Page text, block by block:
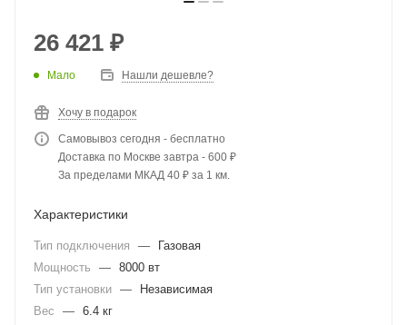
26 421 ₽
Мало Нашли дешевле?
Хочу в подарок
Самовывоз сегодня - бесплатно
Доставка по Москве завтра - 600 ₽
За пределами МКАД 40 ₽ за 1 км.
Характеристики
Тип подключения —
Газовая
Мощность
— 8000 вт
Тип установки —
Независимая
Вес
— 6.4 кг